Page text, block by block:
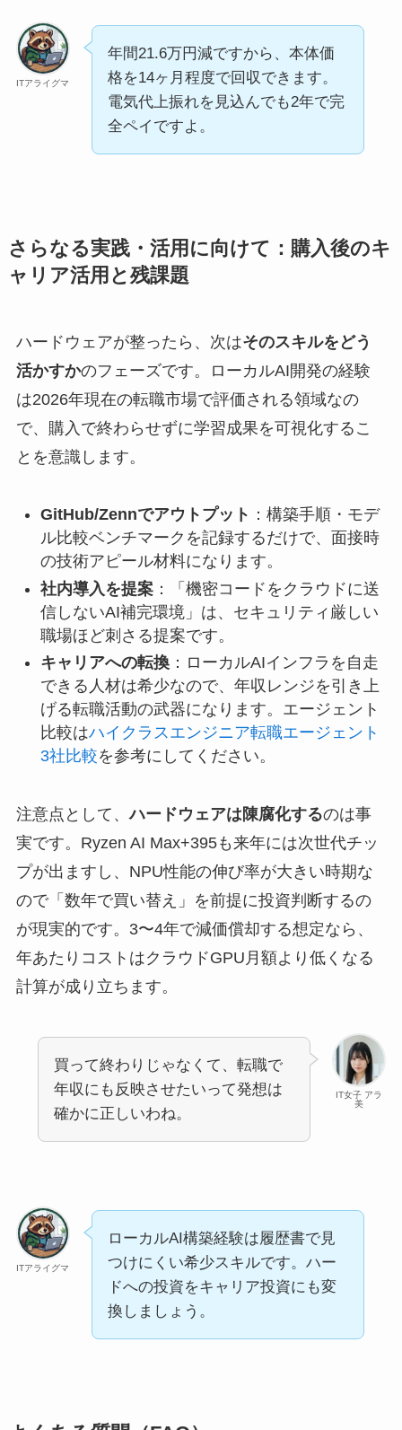
ITアライグマ
年間21.6万円減ですから、本体価
格を14ヶ月程度で回収できます。
電気代上振れを見込んでも2年で完
全ペイですよ。
さらなる実践・活用に向けて：購入後のキ
ャリア活用と残課題
ハードウェアが整ったら、次はそのスキルをどう
活かすかのフェーズです。ローカルAI開発の経験
は2026年現在の転職市場で評価される領域なの
で、購入で終わらせずに学習成果を可視化するこ
とを意識します。
GitHub/Zennでアウトプット ：構築手順・モデ
ル比較ベンチマークを記録するだけで、面接時
の技術アピール材料になります。
社内導入を提案：「機密コードをクラウドに送
信しないAI補完環境」は、セキュリティ厳しい
職場ほど刺さる提案です。
キャリアへの転換：ローカルAIインフラを自走
できる人材は希少なので、年収レンジを引き上
げる転職活動の武器になります。エージェント
比較はハイクラスエンジニア転職エージェント
3社比較を参考にしてください。
注意点として、ハードウェアは陳腐化するのは事
実です。Ryzen AI Max+395も来年には次世代チッ
プが出ますし、NPU性能の伸び率が大きい時期な
ので「数年で買い替え」を前提に投資判断するの
が現実的です。3〜4年で減価償却する想定なら、
年あたりコストはクラウドGPU月額より低くなる
計算が成り立ちます。
IT女子 アラ
美
買って終わりじゃなくて、転職で
年収にも反映させたいって発想は
確かに正しいわね。
ITアライグマ
ローカルAI構築経験は履歴書で見
つけにくい希少スキルです。ハー
ドへの投資をキャリア投資にも変
換しましょう。